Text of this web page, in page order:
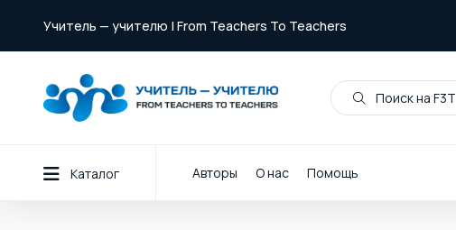
Учитель — учителю | From Teachers To Teachers
Поиск на F3T
Каталог Авторы О нас Помощь